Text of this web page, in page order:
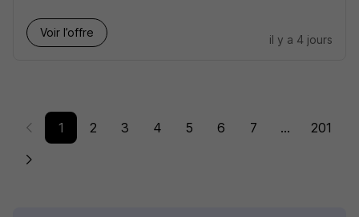
Voir l’offre
il y a 4 jours
1 2 3 4 5 6 7 ... 201